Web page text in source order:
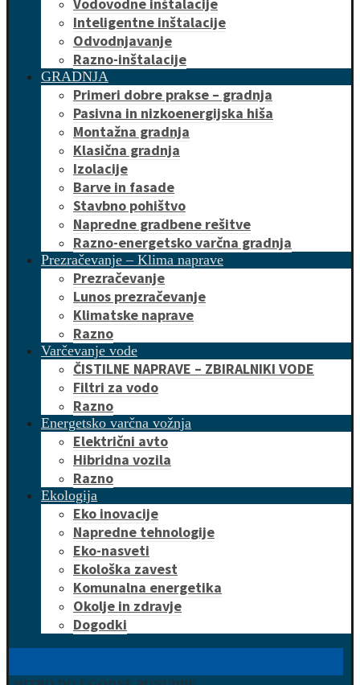
Inteligentne inštalacije
Odvodnjavanje
Razno-inštalacije
GRADNJA
Primeri dobre prakse – gradnja
Pasivna in nizkoenergijska hiša
Montažna gradnja
Klasična gradnja
Izolacije
Barve in fasade
Stavbno pohištvo
Napredne gradbene rešitve
Razno-energetsko varčna gradnja
Prezračevanje – Klima naprave
Prezračevanje
Lunos prezračevanje
Klimatske naprave
Razno
Varčevanje vode
ČISTILNE NAPRAVE – ZBIRALNIKI VODE
Filtri za vodo
Razno
Energetsko varčna vožnja
Električni avto
Hibridna vozila
Razno
Ekologija
Eko inovacije
Napredne tehnologije
Eko-nasveti
Ekološka zavest
Komunalna energetika
Okolje in zdravje
Dogodki